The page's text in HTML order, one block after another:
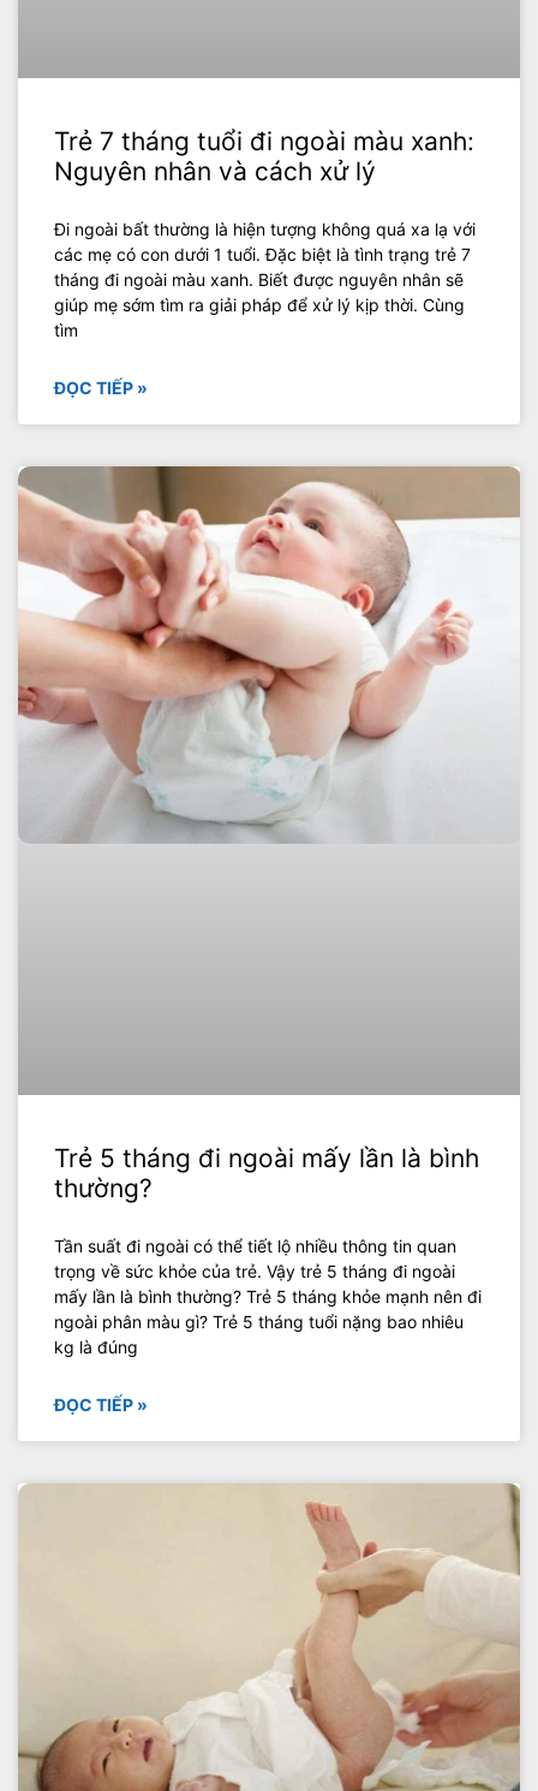
Trẻ 7 tháng tuổi đi ngoài màu xanh:
Nguyên nhân và cách xử lý
Đi ngoài bất thường là hiện tượng không quá xa lạ với
các mẹ có con dưới 1 tuổi. Đặc biệt là tình trạng trẻ 7
tháng đi ngoài màu xanh. Biết được nguyên nhân sẽ
giúp mẹ sớm tìm ra giải pháp để xử lý kịp thời. Cùng
tìm
ĐỌC TIẾP »
Trẻ 5 tháng đi ngoài mấy lần là bình
thường?
Tần suất đi ngoài có thể tiết lộ nhiều thông tin quan
trọng về sức khỏe của trẻ. Vậy trẻ 5 tháng đi ngoài
mấy lần là bình thường? Trẻ 5 tháng khỏe mạnh nên đi
ngoài phân màu gì? Trẻ 5 tháng tuổi nặng bao nhiêu
kg là đúng
ĐỌC TIẾP »